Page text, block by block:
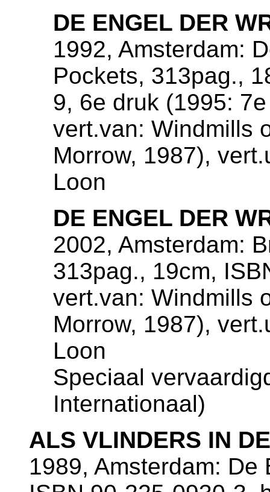
DE ENGEL DER
1992, Amsterdam:
Pockets, 313pag.,
9, 6e druk (1995:
vert.van: Windmills
Morrow, 1987),
Loon
DE ENGEL DER
2002, Amsterdam:
313pag., 19cm,
vert.van: Windmills
Morrow, 1987),
Loon
Speciaal
Internationaal)
ALS VLINDERS IN
1989, Amsterdam: